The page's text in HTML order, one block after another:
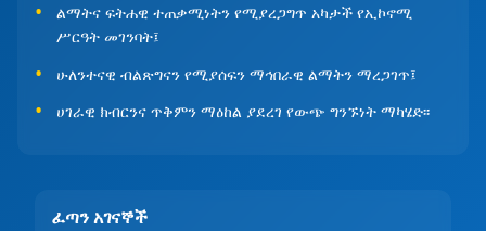
ልማትና ፍትሐዊ ተጠቃሚነትን የሚያረጋግጥ አካታች የኢኮኖሚ
ሥርዓት መገንባት፤
ሁለንተናዊ ብልጽግናን የሚያሰፍን ማኅበራዊ ልማትን ማረጋገጥ፤
ሀገራዊ ክብርንና ጥቅምን ማዕከል ያደረገ የውጭ ግንኙነት ማካሄድ፡፡
ፈጣን አገናኞች